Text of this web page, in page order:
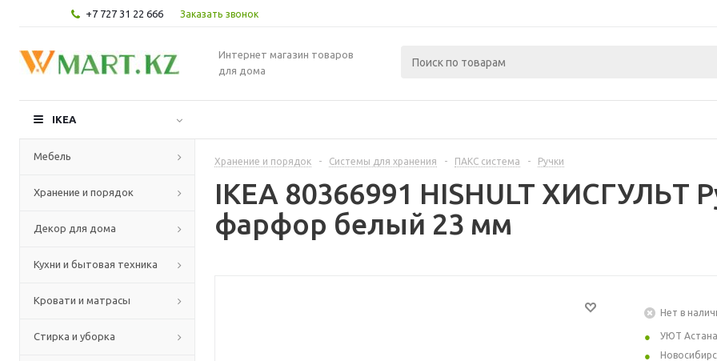
+7 727 31 22 666 Заказать звонок
Интернет магазин товаров
для дома
IKEA
Мебель
Хранение и порядок
Декор для дома
Кухни и бытовая техника
Кровати и матрасы
Стирка и уборка
Хранение и порядок - Системы для хранения - ПАКС система - Ручки
IKEA 80366991 HISHULT ХИСГУЛЬТ
фарфор белый 23 мм
Нет в
УЮТ Астана